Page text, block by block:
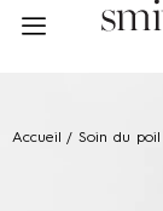
Un
Votre chien
Accueil / Soin du poil